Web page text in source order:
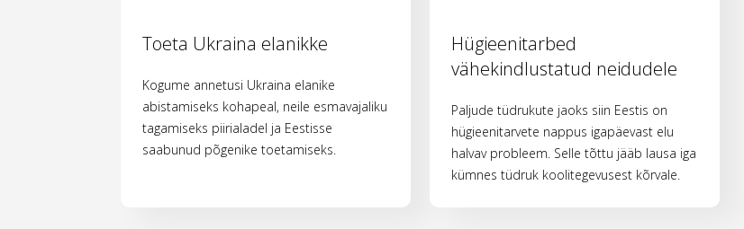
Toeta Ukraina elanikke
Kogume annetusi Ukraina elanike
abistamiseks kohapeal, neile esmavajaliku
tagamiseks piirialadel ja Eestisse
saabunud põgenike toetamiseks.
Hügieenitarbed
vähekindlustatud neidudele
Paljude tüdrukute jaoks siin Eestis on
hügieenitarvete nappus igapäevast elu
halvav probleem. Selle tõttu jääb lausa iga
kümnes tüdruk koolitegevusest kõrvale.